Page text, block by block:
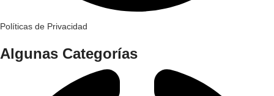
Políticas de Privacidad
Algunas Categorías